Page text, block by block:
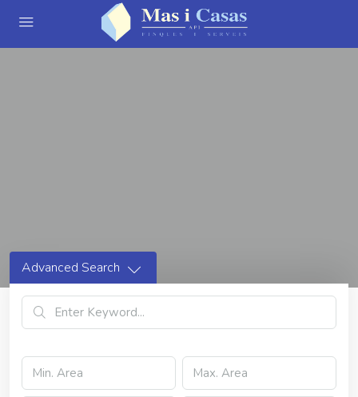
Advanced Search